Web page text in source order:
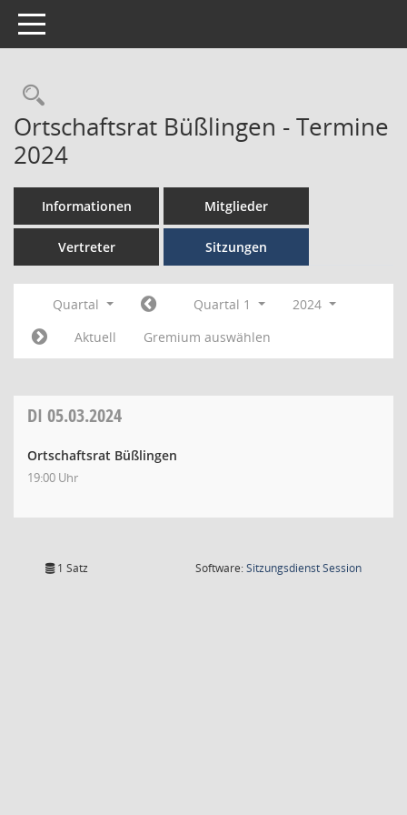
Toggle navigation
Ortschaftsrat Büßlingen - Termine
2024
Informationen Mitglieder
Vertreter Sitzungen
Quartal Quartal 1
2024
Aktuell
Gremium auswählen
DI 05.03.2024
Ortschaftsrat Büßlingen
19:00 Uhr
1 Satz Software:SitzungsdienstSession(Wird in